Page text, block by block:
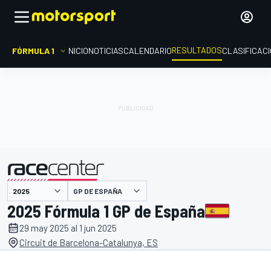
FÓRMULA 1 INICIONOTICIASCALENDARIORESULTADOS
presentado por GP DE ESPAÑA
2025 Fórmula 1 GP de España
29 may 2025 al 1 jun 2025
Circuit de Barcelona-Catalunya, ES